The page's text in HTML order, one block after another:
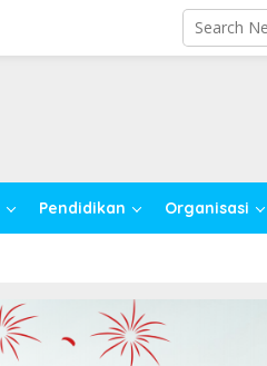
Pendidikan Organisasi